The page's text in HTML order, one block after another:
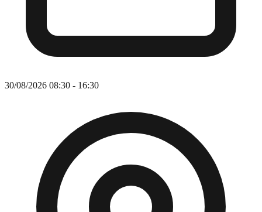
30/08/2026 08:30 - 16:30